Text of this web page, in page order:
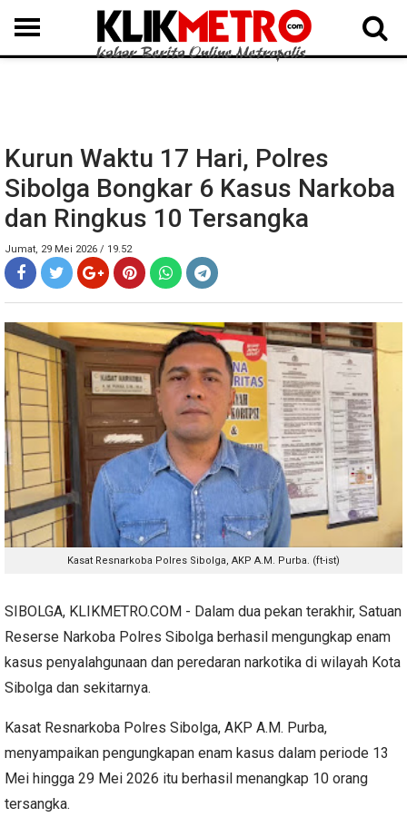
MEDAN LANGKAT DAIRI SAMOSIR TAPUT BATUBARA DELISERDANG
Kurun Waktu 17 Hari, Polres
Sibolga Bongkar 6 Kasus Narkoba
dan Ringkus 10 Tersangka
Jumat, 29 Mei 2026 / 19.52
Kasat Resnarkoba Polres Sibolga, AKP A.M. Purba. (ft-ist)
SIBOLGA, KLIKMETRO.COM - Dalam dua pekan terakhir, Satuan
Reserse Narkoba Polres Sibolga berhasil mengungkap enam
kasus penyalahgunaan dan peredaran narkotika di wilayah Kota
Sibolga dan sekitarnya.
Kasat Resnarkoba Polres Sibolga, AKP A.M. Purba,
menyampaikan pengungkapan enam kasus dalam periode 13
Mei hingga 29 Mei 2026 itu berhasil menangkap 10 orang
tersangka.